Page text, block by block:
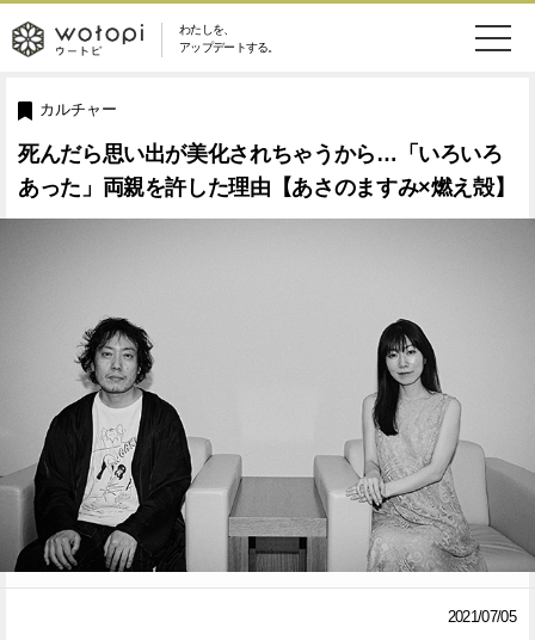
わたしを、
アップデートする。
wotopi
-
ウ
ピ
メ
ニ
ュ
ー
恋愛・結婚
美容・コスメ 妊娠・出産
健康 ワークスタイル
ソーシャル SDGs
アイテム
索
ウートピとは？
Facebook Twitter
カルチャー
死んだら思い出が美化されちゃうから…「いろいろ
あった」両親を許した理由【あさのますみ×燃え殻】
2021/07/05